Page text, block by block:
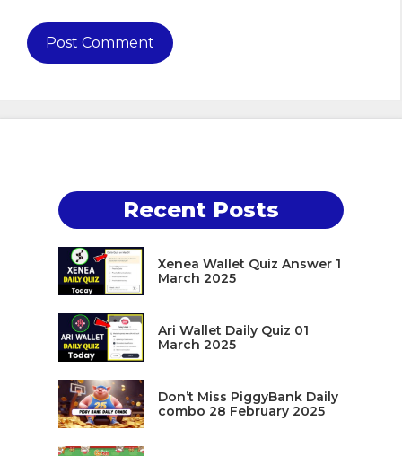
Recent Posts
Xenea Wallet Quiz Answer 1
March 2025
Ari Wallet Daily Quiz 01
March 2025
Don’t Miss PiggyBank Daily
combo 28 February 2025